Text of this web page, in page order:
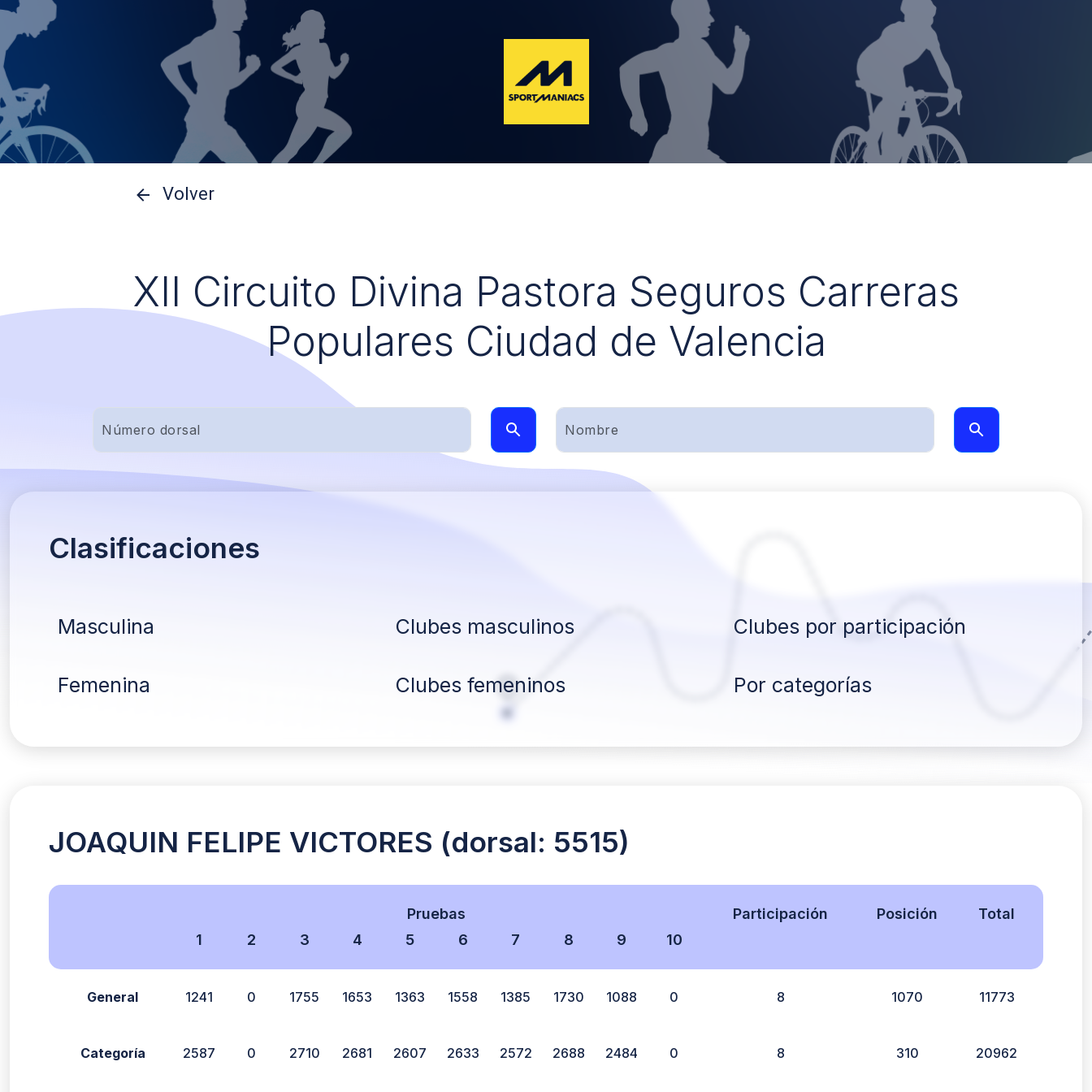
Volver
XII Circuito Divina Pastora Seguros Carreras
Populares Ciudad de Valencia
Clasificaciones
Masculina Clubes masculinos Clubes por participación
Femenina Clubes femeninos Por categorías
JOAQUIN FELIPE VICTORES (dorsal: 5515)
Pruebas
1
2 3 4 5 6 7 8 9 10
Participación Posición Total
General 1241 0 1755 1653 1363 1558 1385 1730 1088 0 8 1070 11773
Categoría 2587 0 2710 2681 2607 2633 2572 2688 2484 0 8 310 20962